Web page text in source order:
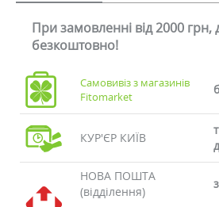
При замовленні від 2000 грн,
безкоштовно!
Самовивіз з магазинів
Fitomarket
КУР'ЄР КИЇВ
НОВА ПОШТА
(відділення)